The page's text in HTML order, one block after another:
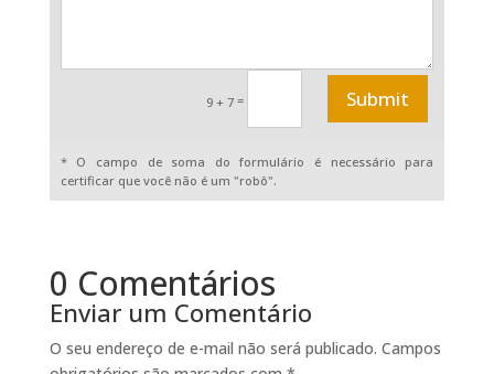
9 + 7 = Submit
* O campo de soma do formulário é necessário para
certificar que você não é um "robô".
0 Comentários
Enviar um Comentário
O seu endereço de e-mail não será publicado. Campos